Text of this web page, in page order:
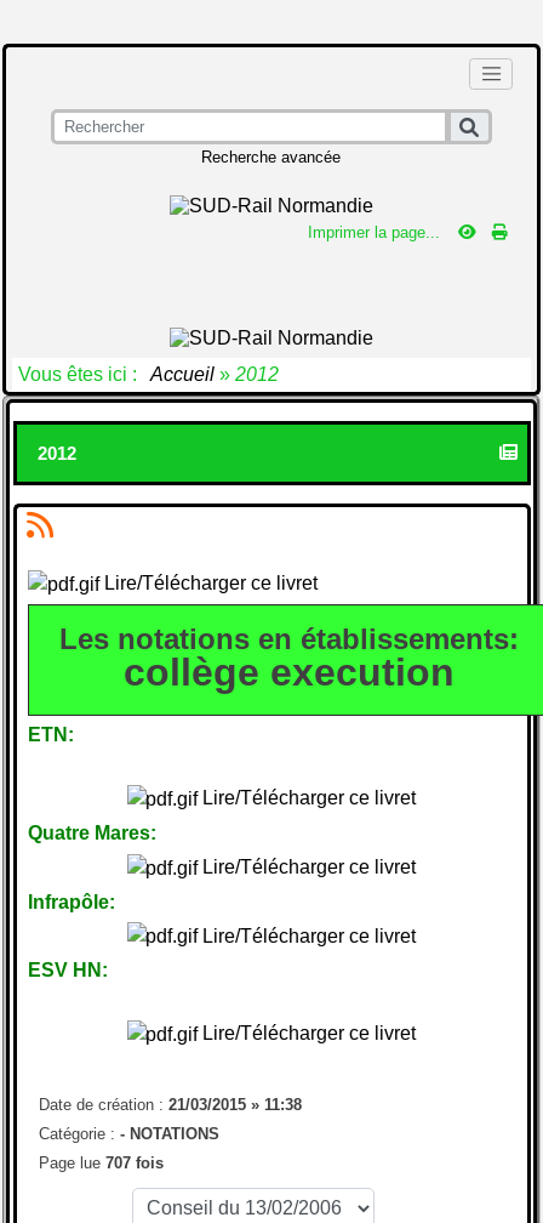
Recherche avancée
Imprimer la page...
Vous êtes ici : Accueil » 2012
2012
Lire/Télécharger ce livret
Les notations en établissements:
collège execution
ETN:
Lire/Télécharger ce livret
Quatre Mares:
Lire/Télécharger ce livret
Infrapôle:
Lire/Télécharger ce livret
ESV HN:
Lire/Télécharger ce livret
Date de création : 21/03/2015 » 11:38
Catégorie : - NOTATIONS
Page lue 707 fois